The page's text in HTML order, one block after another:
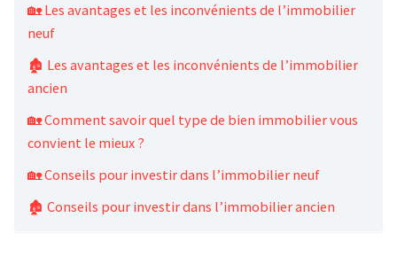
🏡 Les avantages et les inconvénients de l’immobilier
neuf
🏚️ Les avantages et les inconvénients de l’immobilier
ancien
🏡 Comment savoir quel type de bien immobilier vous
convient le mieux ?
🏡 Conseils pour investir dans l’immobilier neuf
🏚️ Conseils pour investir dans l’immobilier ancien